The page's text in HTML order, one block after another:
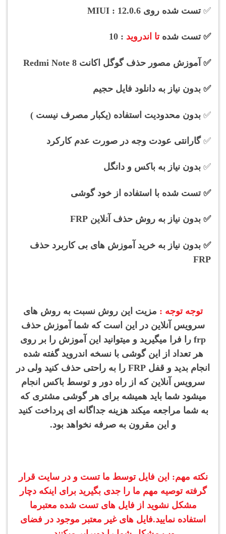
✅تست شده روی MIUI : 12.0.6
✅ تست شدهتا اندروید : 10
✅ آموزش مصور حذف گوگل اکانت Redmi Note 8
✅ بدون نیاز به دانلود فایل حجیم
✅ بدون محدودیت استفاده (یکبار مصرف نیست )
✅گارانتی عودت وجه در صورت عدم کارکرد
✅ بدون نیاز به باکس و دانگل
✅ تست شده با استفاده از خود گوشی
✅ بدون نیاز به روش حذف آنلاین FRP
✅ بدون نیاز به خرید آموزش های بی کاربرد حذف
FRP
توجه توجه : مزیت این روش نسبت به روش های
سرویس آنلاین در این است که شما آموزش حذف
frp را فرا میگیرید و میتوانید این آموزش را بر روی
هر تعداد از این گوشی با نسخه اندروید گفته شده
انجام بدید و قفل FRP را به راحتی حذف کنید ولی در
سرویس آنلاین که از راه دور و توسط باکس انجام
میشود شما باید همیشه برای هر گوشی مشتری که
به شما مراجعه میکند هزینه جداگانه ای پرداخت کنید
و این مقرون به صرفه نخواهد بود.
نکته مهم: این فایل توسط ما تست و در سایت قرار
گرفته توصیه مهم ما را جدی بگیرید برای اینکه دچار
مشکل نشوید از فایل های تست شده معتبرما
استفاده نمایید.فایل های غیر معتبر موجود در فضای